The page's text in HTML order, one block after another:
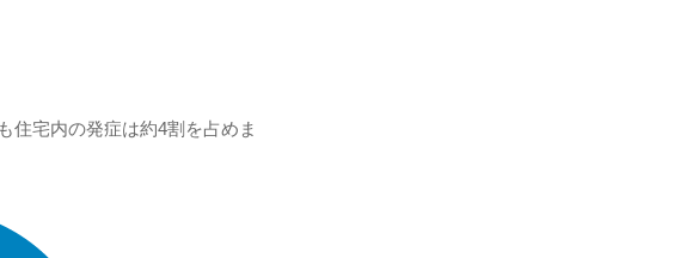
住宅内の発症は約4割を占めま